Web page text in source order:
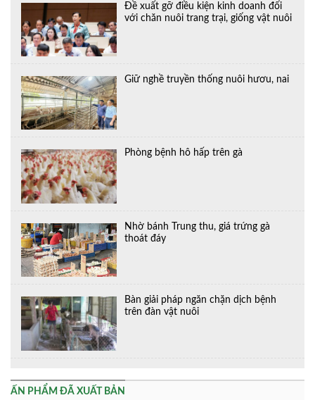
Đề xuất gỡ điều kiện kinh doanh đối
với chăn nuôi trang trại, giống vật nuôi
Giữ nghề truyền thống nuôi hươu, nai
Phòng bệnh hô hấp trên gà
Nhờ bánh Trung thu, giá trứng gà
thoát đáy
Bàn giải pháp ngăn chặn dịch bệnh
trên đàn vật nuôi
ẤN PHẨM ĐÃ XUẤT BẢN